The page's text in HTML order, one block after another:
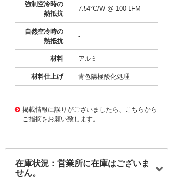
強制空冷時の
熱抵抗
7.54°C/W @ 100 LFM
自然空冷時の
熱抵抗
-
材料 アルミ
材料仕上げ 青色陽極酸化処理
掲載情報に誤りがございましたら、こちらから
ご指摘をお願い致します。
在庫状況：営業所に在庫はございま
せん。